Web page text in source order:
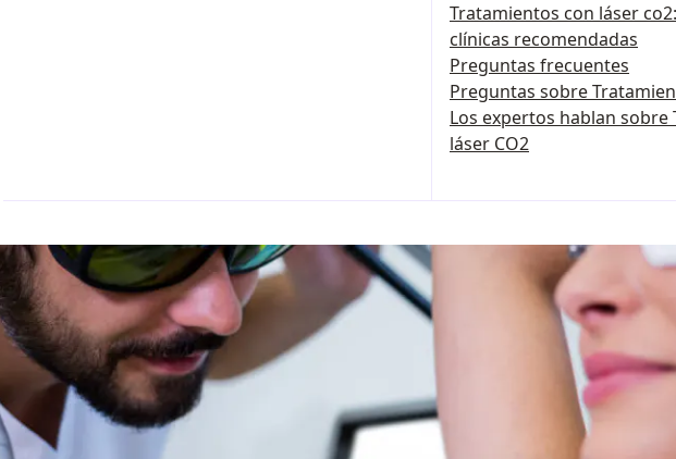
Tratamientos con láser
clínicas recomendadas
Preguntas frecuentes
Preguntas sobre
Los expertos hablan
láser CO2